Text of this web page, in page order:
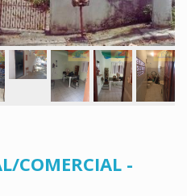
COMERCIAL -